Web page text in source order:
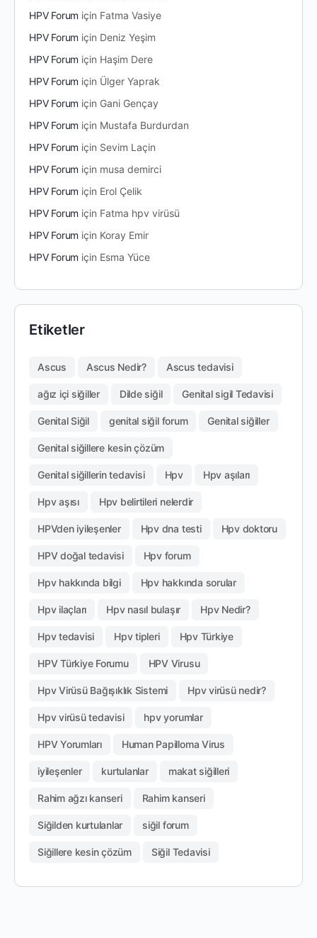
HPV Forum için Fatma Vasiye
HPV Forum için Deniz Yeşim
HPV Forum için Haşim Dere
HPV Forum için Ülger Yaprak
HPV Forum için Gani Gençay
HPV Forum için Mustafa Burdurdan
HPV Forum için Sevim Laçin
HPV Forum için musa demirci
HPV Forum için Erol Çelik
HPV Forum için Fatma hpv virüsü
HPV Forum için Koray Emir
HPV Forum için Esma Yüce
Etiketler
Ascus Ascus Nedir? Ascus tedavisi
ağız içi siğiller Dilde siğil Genital sigil Tedavisi
Genital Siğil genital siğil forum Genital siğiller
Genital siğillere kesin çözüm
Genital siğillerin tedavisi Hpv Hpv aşıları
Hpv aşısı Hpv belirtileri nelerdir
HPVden iyileşenler Hpv dna testi Hpv doktoru
HPV doğal tedavisi Hpv forum
Hpv hakkında bilgi Hpv hakkında sorular
Hpv ilaçları Hpv nasıl bulaşır Hpv Nedir?
Hpv tedavisi Hpv tipleri Hpv Türkiye
HPV Türkiye Forumu HPV Virusu
Hpv Virüsü Bağışıklık Sistemi Hpv virüsü nedir?
Hpv virüsü tedavisi hpv yorumlar
HPV Yorumları Human Papilloma Virus
iyileşenler kurtulanlar makat siğilleri
Rahim ağzı kanseri Rahim kanseri
Siğilden kurtulanlar siğil forum
Siğillere kesin çözüm Siğil Tedavisi